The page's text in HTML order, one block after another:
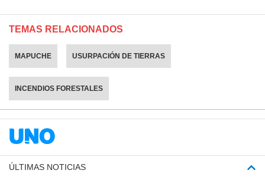
TEMAS RELACIONADOS
MAPUCHE USURPACIÓN DE TIERRAS
INCENDIOS FORESTALES
ÚLTIMAS NOTICIAS